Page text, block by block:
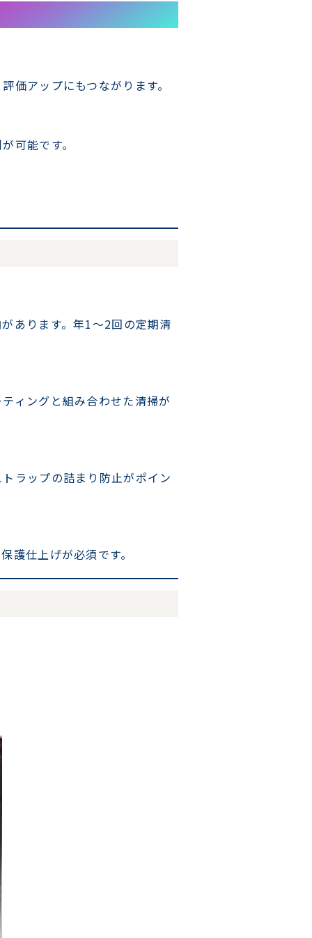
価アップにもつながります。
可能です。
あります。年1〜2回の定期清
ィングと組み合わせた清掃が
ラップの詰まり防止がポイン
護仕上げが必須です。